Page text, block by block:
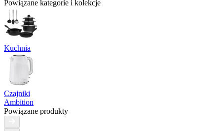
Powiązane kategorie i kolekcje
Kuchnia
Czajniki
Ambition
Powiązane produkty